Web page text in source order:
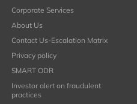
Corporate Services
About Us
Contact Us-Escalation Matrix
Privacy policy
SMART ODR
Investor alert on fraudulent
practices